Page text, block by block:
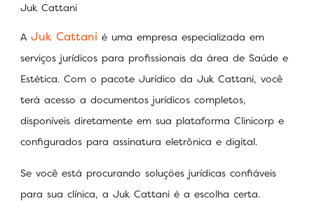
Juk Cattani
A Juk Cattani é uma empresa especializada em
serviços jurídicos para profissionais da área de Saúde e
Estética. Com o pacote Jurídico da Juk Cattani, você
terá acesso a documentos jurídicos completos,
disponíveis diretamente em sua plataforma Clinicorp e
configurados para assinatura eletrônica e digital.
Se você está procurando soluções jurídicas confiáveis
para sua clínica, a Juk Cattani é a escolha certa.